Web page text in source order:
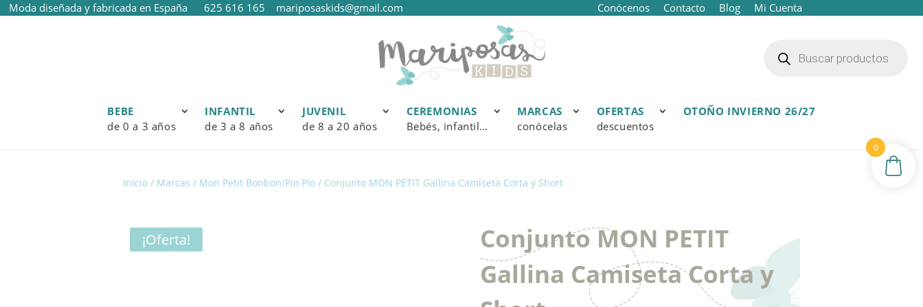
Moda diseñada y fabricada en España 625 616 165 mariposaskids@gmail.com Conócenos Contacto Blog Mi Cuenta
productos
BEBE
de 0 a 3 años
INFANTIL
de 3 a 8 años
JUVENIL
de 8 a 20 años
CEREMONIAS
Bebés, infantil…
MARCAS
conócelas
OFERTAS
descuentos
OTOÑO INVIERNO 26/27
Inicio / Marcas / Mon Petit Bonbon/Pio PIo / Conjunto MON PETIT Gallina Camiseta Corta y Short
¡Oferta!
Conjunto MON PETIT
Gallina Camiseta Corta y
0